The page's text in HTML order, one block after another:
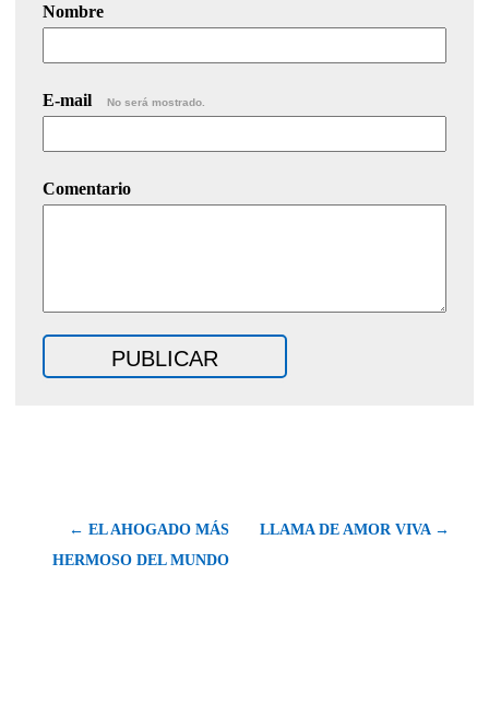
Nombre
E-mail No será mostrado.
Comentario
← EL AHOGADO MÁS
HERMOSO DEL MUNDO
LLAMA DE AMOR VIVA →